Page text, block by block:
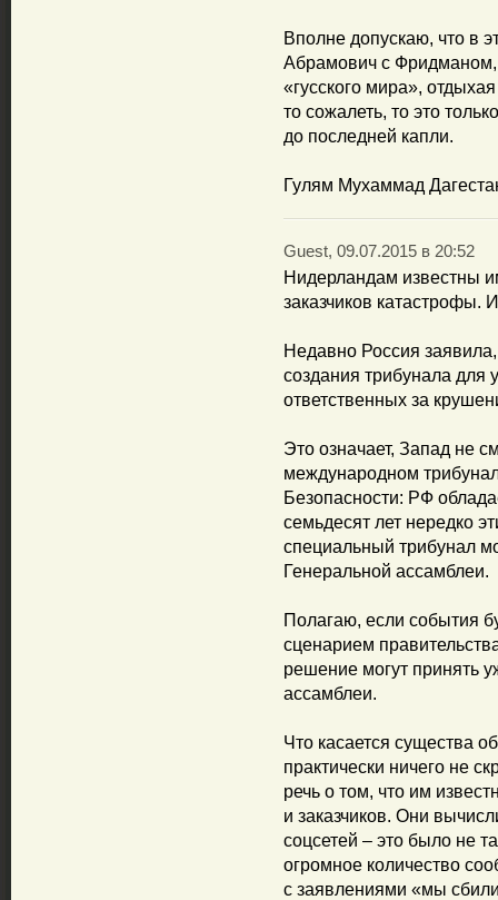
Вполне допускаю, что в
Абрамович с Фридманом,
«гусского мира»,
то сожалеть, то это
до последней капли.
Гулям Мухаммад
Guest, 09.07.2015 в 20:52
Нидерландам известны
заказчиков катастрофы.
Недавно Россия
создания трибунала для
ответственных за
Это означает, Запад не
международном
Безопасности: РФ
семьдесят лет нередко
специальный трибунал
Генеральной ассамблеи.
Полагаю, если события
сценарием
решение могут принять
ассамблеи.
Что касается существа
практически ничего не
речь о том, что им
и заказчиков. Они
соцсетей – это было не
огромное количество
с заявлениями «мы